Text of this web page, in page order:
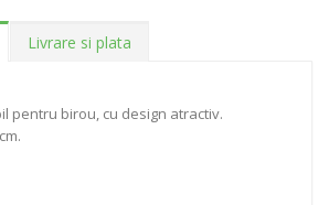
Livrare si plata
pentru birou, cu design atractiv.